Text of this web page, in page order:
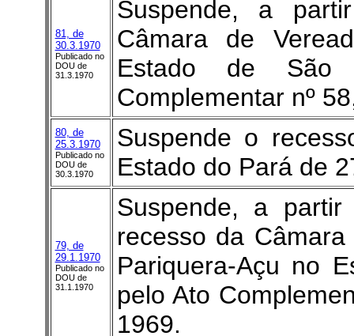
81, de
30.3.1970
Publicado no
DOU de
31.3.1970
Suspende, a
Câmara de
Estado de São
Complementar nº
80, de
25.3.1970
Publicado no
DOU de
30.3.1970
Suspende o
Estado do Pará de
79, de
29.1.1970
Publicado no
DOU de
31.1.1970
Suspende, a
recesso da
Pariquera-Açu no
pelo Ato
1969.